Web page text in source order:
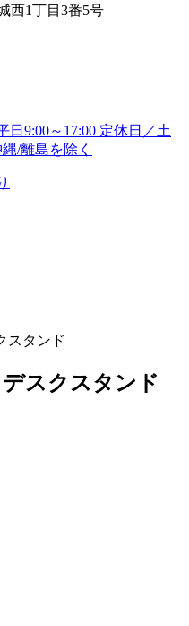
西1丁目3番5号
スタンド
スクスタンド